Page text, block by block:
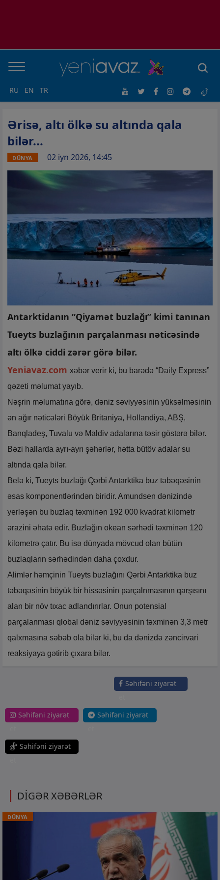
RU EN TR
Ərisə, altı ölkə su altında qala
bilər...
DÜNYA 02 iyn 2026, 14:45
Antarktidanın “Qiyamət buzlağı” kimi tanınan
Tueyts buzlağının parçalanması nəticəsində
altı ölkə ciddi zərər görə bilər.
Yeniavaz.com xəbər verir ki, bu barədə “Daily Express”
qəzeti məlumat yayıb.
Nəşrin məlumatına görə, dəniz səviyyəsinin yüksəlməsinin
ən ağır nəticələri Böyük Britaniya, Hollandiya, ABŞ,
Banqladeş, Tuvalu və Maldiv adalarına təsir göstərə bilər.
Bəzi hallarda ayrı-ayrı şəhərlər, hətta bütöv adalar su
altında qala bilər.
Belə ki, Tueyts buzlağı Qərbi Antarktika buz təbəqəsinin
əsas komponentlərindən biridir. Amundsen dənizində
yerləşən bu buzlaq təxminən 192 000 kvadrat kilometr
ərazini əhatə edir. Buzlağın okean sərhədi təxminən 120
kilometrə çatır. Bu isə dünyada mövcud olan bütün
buzlaqların sərhədindən daha çoxdur.
Alimlər həmçinin Tueyts buzlağını Qərbi Antarktika buz
təbəqəsinin böyük bir hissəsinin parçalnmasının qarşısını
alan bir növ tıxac adlandırırlar. Onun potensial
parçalanması qlobal dəniz səviyyəsinin təxminən 3,3 metr
qalxmasına səbəb ola bilər ki, bu da dənizdə zəncirvari
reaksiyaya gətirib çıxara bilər.
Səhifəni ziyarət
Səhifəni ziyarət
Səhifəni ziyarət
Səhifəni ziyarət
DİGƏR XƏBƏRLƏR
DÜNYA